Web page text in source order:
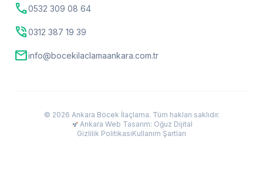
call0532 309 08 64
phone_in_talk0312 387 19 39
mailinfo@bocekilaclamaankara.com.tr
© 2026 Ankara Böcek İlaçlama. Tüm hakları saklıdır.
Ankara Web Tasarım: Oğuz Dijital
Gizlilik PolitikasıKullanım Şartları